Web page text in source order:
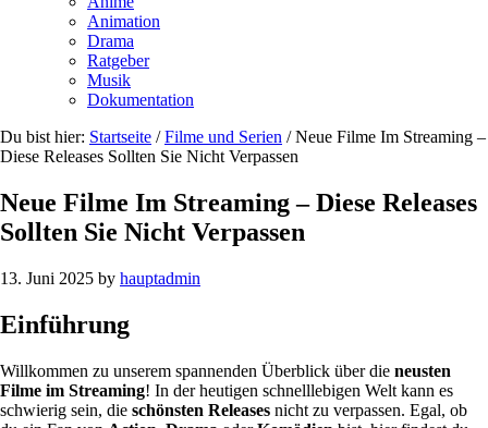
Animation
Drama
Ratgeber
Musik
Dokumentation
Du bist hier: Startseite / Filme und Serien /Neue Filme Im Streaming –
Diese Releases Sollten Sie Nicht Verpassen
Neue Filme Im Streaming – Diese Releases
Sollten Sie Nicht Verpassen
13. Juni 2025 by hauptadmin
Einführung
Willkommen zu unserem spannenden Überblick über die neusten
Filme im Streaming! In der heutigen schnelllebigen Welt kann es
schwierig sein, die schönsten Releases nicht zu verpassen. Egal, ob